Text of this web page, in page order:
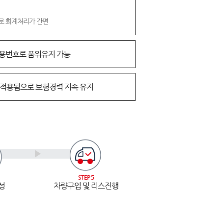
회계처리가 간편
번호로 품위유지 가능
용됨으로 보험경력 지속 유지
STEP 5
차량구입 및 리스진행